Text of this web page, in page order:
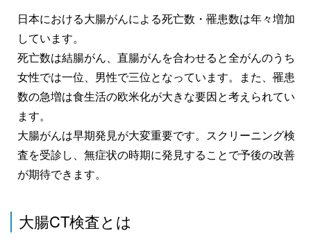
日本における大腸がんによる死亡数・罹患数は年々増加
しています。
死亡数は結腸がん、直腸がんを合わせると全がんのうち
女性では一位、男性で三位となっています。また、罹患
数の急増は食生活の欧米化が大きな要因と考えられてい
ます。
大腸がんは早期発見が大変重要です。スクリーニング検
査を受診し、無症状の時期に発見することで予後の改善
が期待できます。
大腸CT検査とは